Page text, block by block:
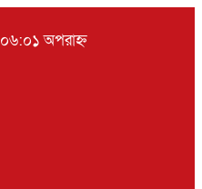
অপরাহ্ন